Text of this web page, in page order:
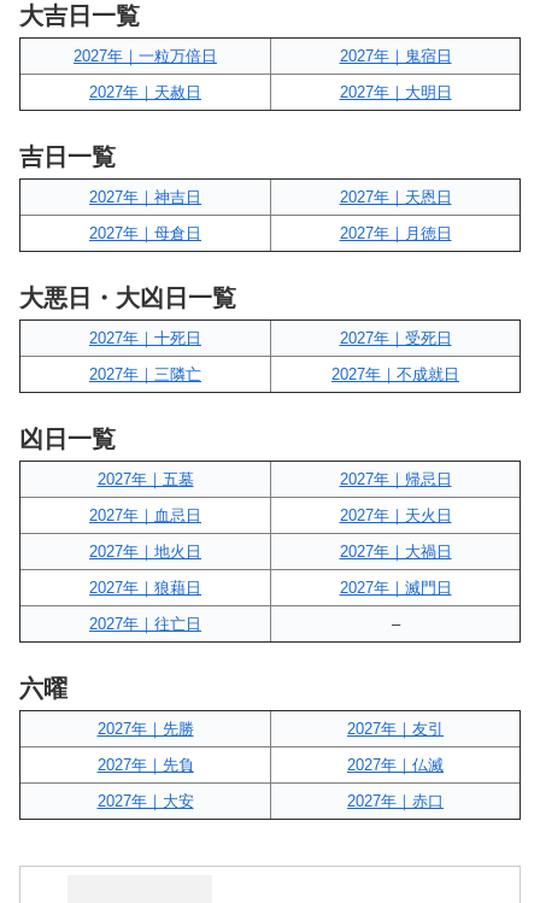
大吉日一覧
2027年｜一粒万倍日
2027年｜鬼宿日
2027年｜天赦日
2027年｜大明日
吉日一覧
2027年｜神吉日
2027年｜天恩日
2027年｜母倉日
2027年｜月徳日
大悪日・大凶日一覧
2027年｜十死日
2027年｜受死日
2027年｜三隣亡
2027年｜不成就日
凶日一覧
2027年｜五墓
2027年｜帰忌日
2027年｜血忌日
2027年｜天火日
2027年｜地火日
2027年｜大禍日
2027年｜狼藉日
2027年｜滅門日
2027年｜往亡日
–
六曜
2027年｜先勝
2027年｜友引
2027年｜先負
2027年｜仏滅
2027年｜大安
2027年｜赤口